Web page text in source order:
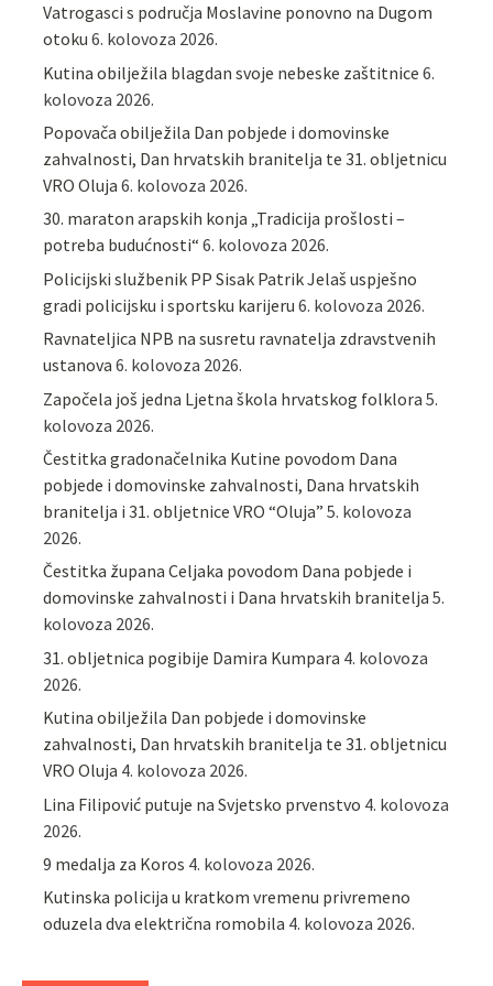
Vatrogasci s područja Moslavine ponovno na Dugom
otoku 6. kolovoza 2026.
Kutina obilježila blagdan svoje nebeske zaštitnice 6.
kolovoza 2026.
Popovača obilježila Dan pobjede i domovinske
zahvalnosti, Dan hrvatskih branitelja te 31. obljetnicu
VRO Oluja 6. kolovoza 2026.
30. maraton arapskih konja „Tradicija prošlosti –
potreba budućnosti“ 6. kolovoza 2026.
Policijski službenik PP Sisak Patrik Jelaš uspješno
gradi policijsku i sportsku karijeru 6. kolovoza 2026.
Ravnateljica NPB na susretu ravnatelja zdravstvenih
ustanova 6. kolovoza 2026.
Započela još jedna Ljetna škola hrvatskog folklora 5.
kolovoza 2026.
Čestitka gradonačelnika Kutine povodom Dana
pobjede i domovinske zahvalnosti, Dana hrvatskih
branitelja i 31. obljetnice VRO “Oluja” 5. kolovoza
2026.
Čestitka župana Celjaka povodom Dana pobjede i
domovinske zahvalnosti i Dana hrvatskih branitelja 5.
kolovoza 2026.
31. obljetnica pogibije Damira Kumpara 4. kolovoza
2026.
Kutina obilježila Dan pobjede i domovinske
zahvalnosti, Dan hrvatskih branitelja te 31. obljetnicu
VRO Oluja 4. kolovoza 2026.
Lina Filipović putuje na Svjetsko prvenstvo 4. kolovoza
2026.
9 medalja za Koros 4. kolovoza 2026.
Kutinska policija u kratkom vremenu privremeno
oduzela dva električna romobila 4. kolovoza 2026.